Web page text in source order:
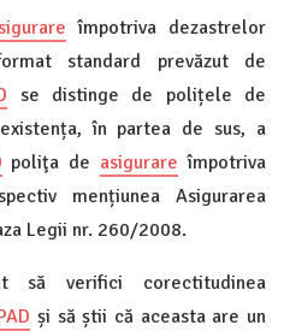
împotriva dezastrelor
standard prevăzut de
se distinge de polițele de
în partea de sus, a
poliţa de asigurare împotriva
mențiunea Asigurarea
Legii nr. 260/2008.
să verifici corectitudinea
și să știi că aceasta are un